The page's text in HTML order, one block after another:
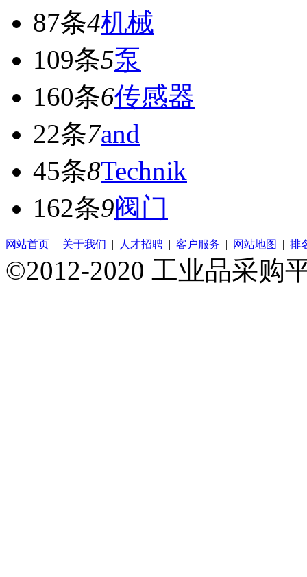
87条4机械
109条5泵
160条6传感器
22条7and
45条8Technik
162条9阀门
网站首页 | 关于我们 | 人才招聘 | 客户服务 | 网站地图 | 排
©2012-2020 工业品采购